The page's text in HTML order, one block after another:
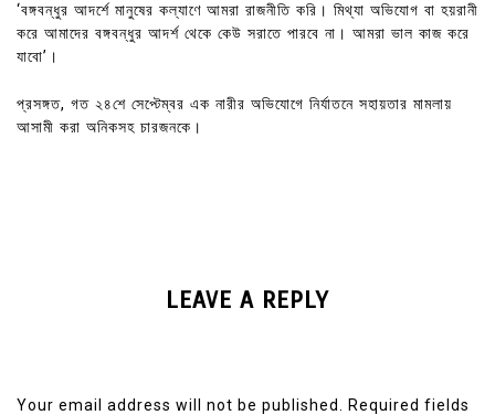
‘বঙ্গবন্ধুর আদর্শে মানুষের কল্যাণে আমরা রাজনীতি করি। মিথ্যা অভিযোগ বা হয়রানী
করে আমাদের বঙ্গবন্ধুর আদর্শ থেকে কেউ সরাতে পারবে না। আমরা ভাল কাজ করে
যাবো’।
প্রসঙ্গত, গত ২৪শে সেপ্টেম্বর এক নারীর অভিযোগে নির্যাতনে সহায়তার মামলায়
আসামী করা অনিকসহ চারজনকে।
LEAVE A REPLY
Your email address will not be published.
Required fields